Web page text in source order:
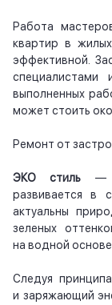
Работа
квартир в
эффективной.
специалистами
выполненных
может стоить
Ремонт от
ЭКО стиль —
развивается в
актуальны
зеленых
на водной основе.
Следуя
и заряжающий